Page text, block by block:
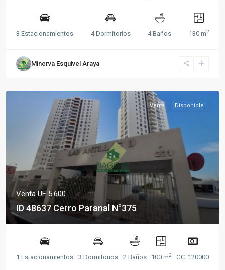
3 Estacionamientos 4 Dormitorios 4 Baños 130 m2
Minerva Esquivel Araya
Venta Disponible
VentaUF 5.600
ID 48637 Cerro Paranal N°375
1 Estacionamientos 3 Dormitorios 2 Baños 100 m2 GC: 120000